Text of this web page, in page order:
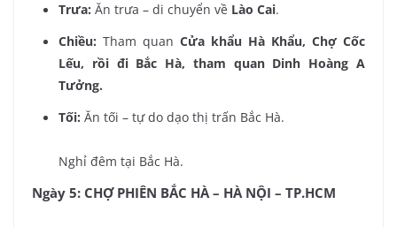
Trưa: Ăn trưa – di chuyển về Lào Cai.
Chiều: Tham quan Cửa khẩu Hà Khẩu, Chợ Cốc
Lếu, rồi đi Bắc Hà, tham quan Dinh Hoàng A
Tưởng.
Tối: Ăn tối – tự do dạo thị trấn Bắc Hà.
Nghỉ đêm tại Bắc Hà.
Ngày 5: CHỢ PHIÊN BẮC HÀ – HÀ NỘI – TP.HCM